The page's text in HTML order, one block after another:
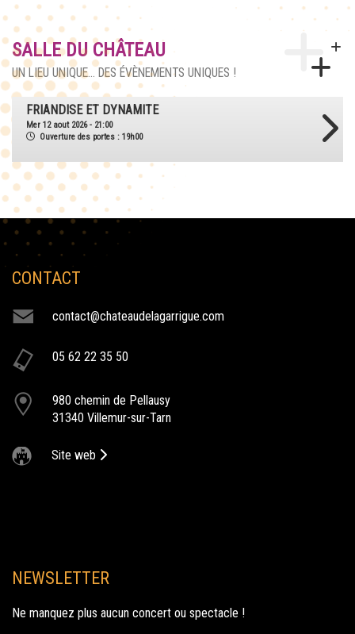
SALLE DU CHÂTEAU
UN LIEU UNIQUE... DES ÉVÈNEMENTS UNIQUES !
AFTERWORK TRIBUTE LA FRENCH TEUF
Jeu 27 aout 2026 - 21:00
Ouverture des portes : 18h30
restaurant gastronomique
Le Château de la Garrigue vous propose un menu gastronomique
reveillon chateau de la garrigue
Nous vous donnons rendez-vous le 31 décembre pour un nouvel
bapteme au chateau
mariage au chateau
Le Château de la Garrigue vous accueille pour votre mariage afin
de faire de ce jour le plus beau de votre vie.
CONTACT
contact@chateaudelagarrigue.com
05 62 22 35 50
980 chemin de Pellausy
31340 Villemur-sur-Tarn
Site web
NEWSLETTER
Ne manquez plus aucun concert ou spectacle !